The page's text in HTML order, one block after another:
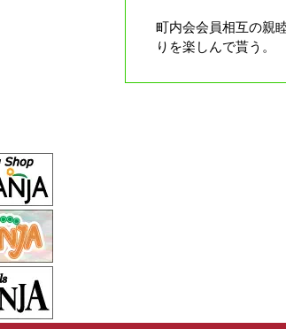
町内会会員相互の親
りを楽しんで貰う。